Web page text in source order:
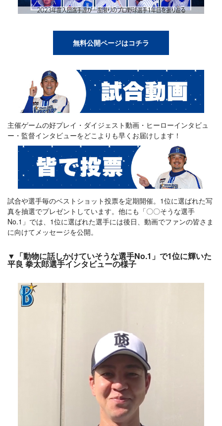
無料公開ページはコチラ
主催ゲームの好プレイ・ダイジェスト動画・ヒーローインタビュ
ー・監督インタビューをどこよりも早くお届けします！
試合や選手毎のベストショット投票を定期開催。1位に選ばれた写
真を抽選でプレゼントしています。他にも「〇〇そうな選手
No.1」では、1位に選ばれた選手には後日、動画でファンの皆さま
に向けてメッセージを公開。
▼「動物に話しかけていそうな選手No.1」で1位に輝いた
平良 拳太郎選手インタビューの様子